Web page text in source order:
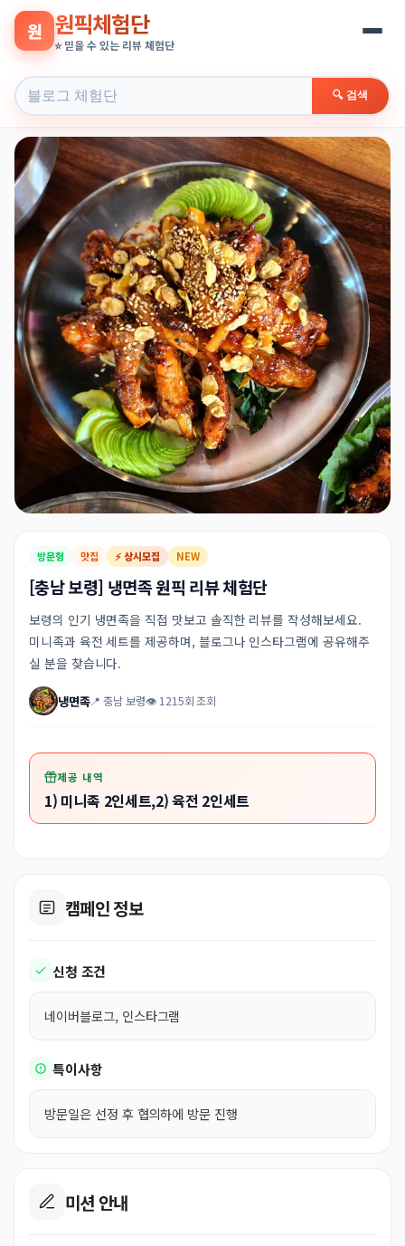
원 원픽체험단
⭐ 믿을 수 있는 리뷰 체험단
🔍 검색
방문형 맛집 ⚡ 상시모집 NEW
[충남 보령] 냉면족 원픽 리뷰 체험단
보령의 인기 냉면족을 직접 맛보고 솔직한 리뷰를 작성해보세요.
미니족과 육전 세트를 제공하며, 블로그나 인스타그램에 공유해주
실 분을 찾습니다.
냉면족📍 충남 보령👁 1215회 조회
제공 내역
1) 미니족 2인세트,2) 육전 2인세트
캠페인 정보
신청 조건
네이버블로그, 인스타그램
특이사항
방문일은 선정 후 협의하에 방문 진행
미션 안내